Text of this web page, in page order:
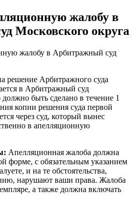
жалобу в
Московского округа
решение Арбитражного суда
в Арбитражный суд
быть сделано в течение 1
копии решения суда первой
через суд, который вынес
в апелляционную
Апелляционная жалоба должна
форме, с обязательным указанием
и на те обстоятельства,
нарушают ваши права. Жалоба
а также должна включать